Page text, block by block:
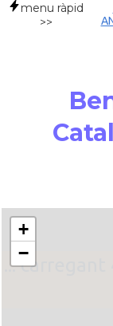
menu ràpid
>>
... carregant
+
−